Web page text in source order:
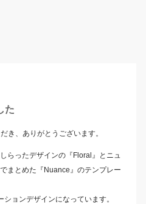
た
き、ありがとうございます。
らったデザインの『Floral』とニュ
まとめた『Nuance』のテンプレー
ョンデザインになっています。